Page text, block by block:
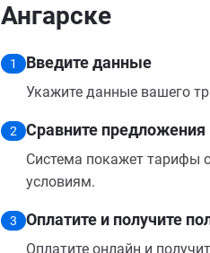
Ангарске
1 Введите данные
Укажите данные вашего
2 Сравните предложения
Система покажет тарифы
условиям.
3 Оплатите и получите
Оплатите онлайн и